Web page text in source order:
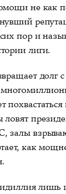
не как
пор и
лиги.
долг
залы
как